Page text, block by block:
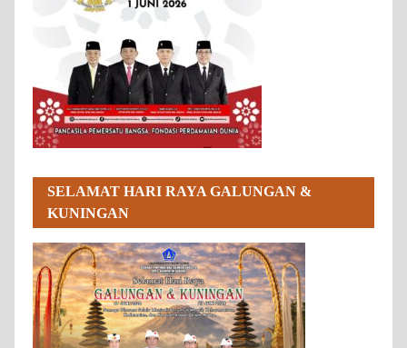
SELAMAT HARI RAYA GALUNGAN &
KUNINGAN